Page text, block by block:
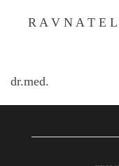
R A V N A T E L
dr.med.